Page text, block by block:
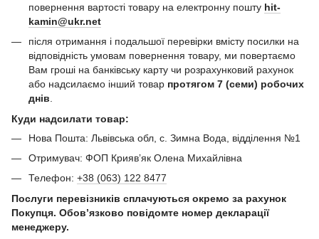
повернення вартості товару на електронну пошту hit-
kamin@ukr.net
після отримання і подальшої перевірки вмісту посилки на
відповідність умовам повернення товару, ми повертаємо
Вам гроші на банківську карту чи розрахунковий рахунок
або надсилаємо інший товар протягом 7 (семи) робочих
днів
Куди надсилати товар:
Нова Пошта: Львівська обл, с. Зимна Вода, відділення №1
Отримувач: ФОП Криявʼяк Олена Михайлівна
Телефон: +38 (063) 122 8477
Послуги перевізників сплачуються окремо за рахунок
Покупця. Обов’язково повідомте номер декларації
менеджеру.